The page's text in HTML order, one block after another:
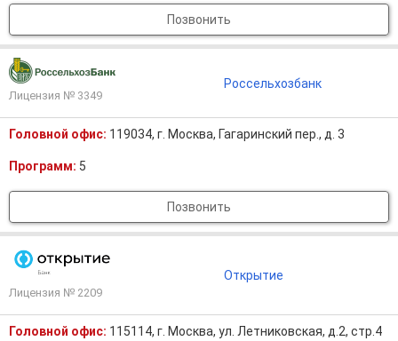
Позвонить
Лицензия № 3349
Россельхозбанк
Головной офис: 119034, г. Москва, Гагаринский пер., д. 3
Программ: 5
Позвонить
Лицензия № 2209
Открытие
Головной офис: 115114, г. Москва, ул. Летниковская, д.2, стр.4